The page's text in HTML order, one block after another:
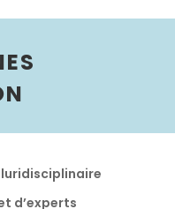
d’experts